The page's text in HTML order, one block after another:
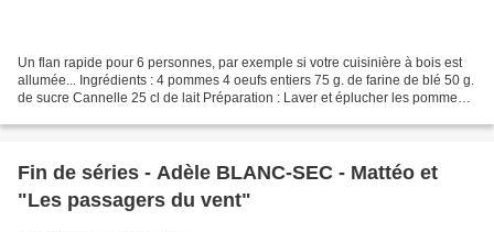
Un flan rapide pour 6 personnes, par exemple si votre cuisinière à bois est
allumée... Ingrédients : 4 pommes 4 oeufs entiers 75 g. de farine de blé 50 g.
de sucre Cannelle 25 cl de lait Préparation : Laver et éplucher les pommes
Fin de séries - Adèle BLANC-SEC - Mattéo et
"Les passagers du vent"